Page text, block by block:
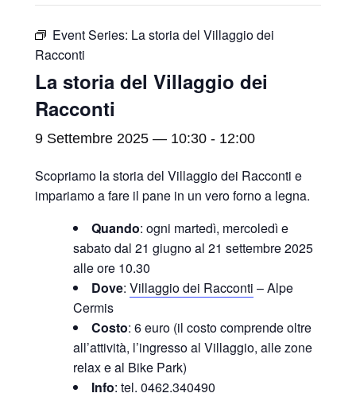
Event Series: La storia del Villaggio dei
Racconti
La storia del Villaggio dei
Racconti
9 Settembre 2025 — 10:30 - 12:00
Scopriamo la storia del Villaggio dei Racconti e
impariamo a fare il pane in un vero forno a legna.
Quando: ogni martedì, mercoledì e
sabato dal 21 giugno al 21 settembre 2025
alle ore 10.30
Dove: Villaggio dei Racconti – Alpe
Cermis
Costo: 6 euro (il costo comprende oltre
all’attività, l’ingresso al Villaggio, alle zone
relax e al Bike Park)
Info: tel. 0462.340490